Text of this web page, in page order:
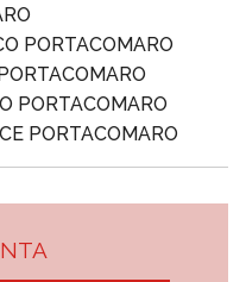
PORTACOMARO
PORTACOMARO
PORTACOMARO